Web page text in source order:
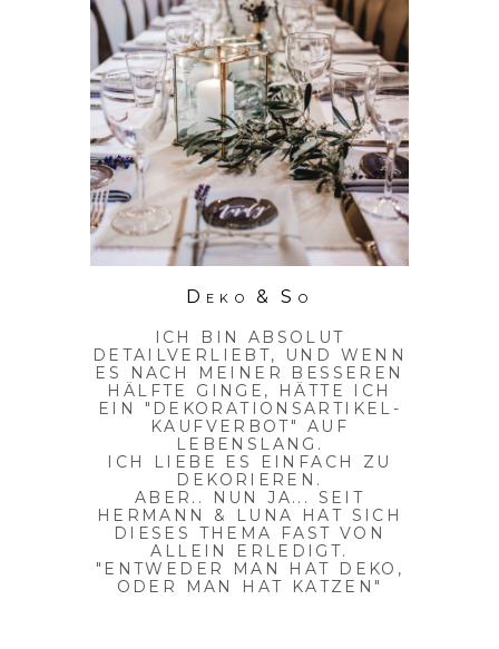
Deko & So
ICH BIN ABSOLUT
DETAILVERLIEBT, UND WENN
ES NACH MEINER BESSEREN
HÄLFTE GINGE, HÄTTE ICH
EIN "DEKORATIONSARTIKEL-
KAUFVERBOT" AUF
LEBENSLANG.
ICH LIEBE ES EINFACH ZU
DEKORIEREN.
ABER.. NUN JA... SEIT
HERMANN & LUNA HAT SICH
DIESES THEMA FAST VON
ALLEIN ERLEDIGT.
"ENTWEDER MAN HAT DEKO,
ODER MAN HAT KATZEN"